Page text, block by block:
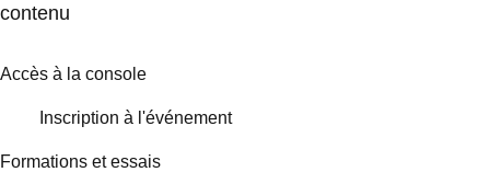
contenu
Accès à la console
Inscription à l'événement
Formations et essais